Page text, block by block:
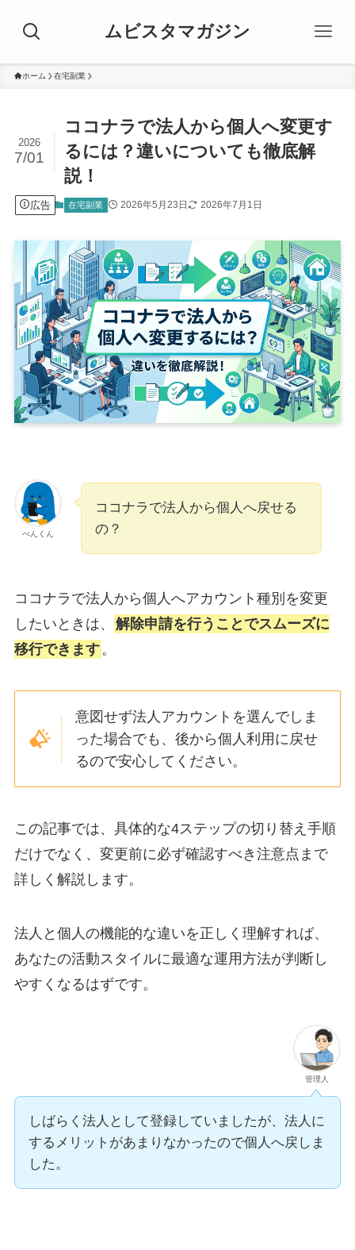
ムビスタマガジン
ホーム 在宅副業
ココナラで法人から個人へ変更す
るには？違いについても徹底解
説！
2026
7/01
広告 在宅副業 2026年5月23日 2026年7月1日
ぺんくん
ココナラで法人から個人へ戻せる
の？
ココナラで法人から個人へアカウント種別を変更
したいときは、
解除申請を行うことでスムーズに
移行できます。
意図せず法人アカウントを選んでしま
った場合でも、後から個人利用に戻せ
るので安心してください。
この記事では、具体的な4ステップの切り替え手順
だけでなく、変更前に必ず確認すべき注意点まで
詳しく解説します。
法人と個人の機能的な違いを正しく理解すれば、
あなたの活動スタイルに最適な運用方法が判断し
やすくなるはずです。
管理人
しばらく法人として登録していましたが、法人に
するメリットがあまりなかったので個人へ戻しま
した。